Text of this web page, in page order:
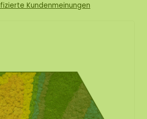
Kundenmeinungen